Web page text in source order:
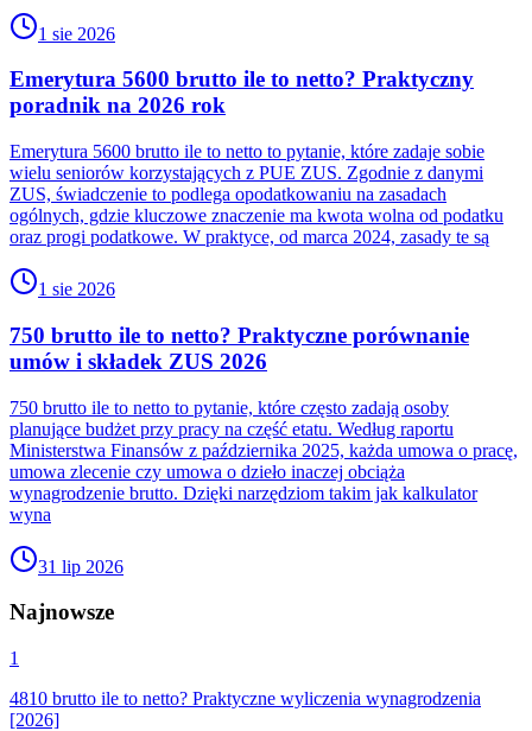
1 sie 2026
Emerytura 5600 brutto ile to netto? Praktyczny
poradnik na 2026 rok
Emerytura 5600 brutto ile to netto to pytanie, które zadaje sobie
wielu seniorów korzystających z PUE ZUS. Zgodnie z danymi
ZUS, świadczenie to podlega opodatkowaniu na zasadach
ogólnych, gdzie kluczowe znaczenie ma kwota wolna od podatku
oraz progi podatkowe. W praktyce, od marca 2024, zasady te są
1 sie 2026
750 brutto ile to netto? Praktyczne porównanie
umów i składek ZUS 2026
750 brutto ile to netto to pytanie, które często zadają osoby
planujące budżet przy pracy na część etatu. Według raportu
Ministerstwa Finansów z października 2025, każda umowa o pracę,
umowa zlecenie czy umowa o dzieło inaczej obciąża
wynagrodzenie brutto. Dzięki narzędziom takim jak kalkulator
wyna
31 lip 2026
Najnowsze
1
4810 brutto ile to netto? Praktyczne wyliczenia wynagrodzenia
[2026]